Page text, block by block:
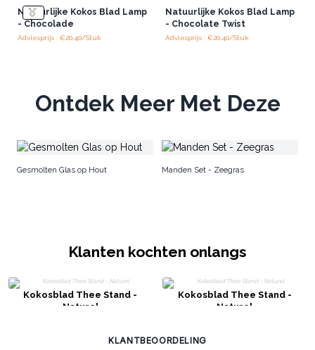
Natuurlijke Kokos Blad Lamp
- Chocolade
Adviesprijs : €20.40/Stuk
Natuurlijke Kokos Blad Lamp
- Chocolate Twist
Adviesprijs : €20.40/Stuk
Ontdek Meer Met Deze
Gesmolten Glas op Hout Manden Set - Zeegras
Klanten kochten onlangs
Kokosblad Thee Stand -
Naturel
Kokosblad Thee Stand -
Naturel
KLANTBEOORDELING